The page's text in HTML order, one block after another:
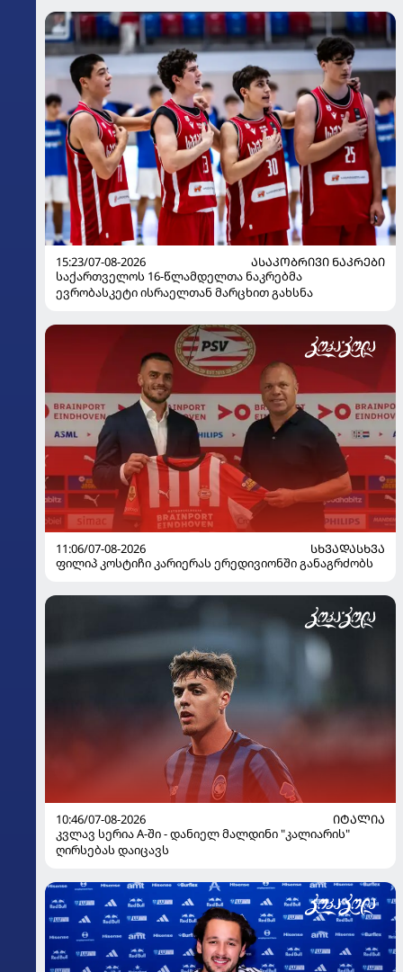
15:23/07-08-2026
ᲐᲡᲐᲙᲝᲑᲠᲘᲕᲘ ᲜᲐᲙᲠᲔᲑᲘ
საქართველოს 16-წლამდელთა ნაკრებმა
ევრობასკეტი ისრაელთან მარცხით გახსნა
11:06/07-08-2026
ᲡᲮᲕᲐᲓᲐᲡᲮᲕᲐ
ფილიპ კოსტიჩი კარიერას ერედივიონში განაგრძობს
10:46/07-08-2026
ᲘᲢᲐᲚᲘᲐ
კვლავ სერია A-ში - დანიელ მალდინი "კალიარის"
ღირსებას დაიცავს